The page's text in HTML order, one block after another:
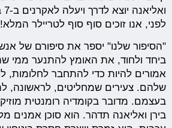
לפני, אנו זוכים סוף סוף לטריילר המלא!
"הסיפור שלנו" יספר את סיפורם של
ביחד ולחוד, את האומץ להתנער ממי
אמורים להיות כדי להתחבר לחלומות,
שלהם. צעירים שמחליטים, לראשונה,
בעצמם. מדובר בקומדיה רומנטית
בירן ואליאנה תדהר. הוא סוכן אמנים